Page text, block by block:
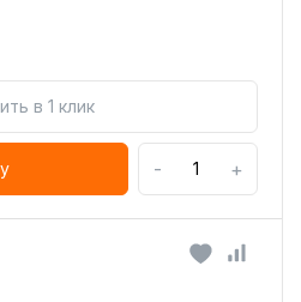
в 1 клик
- +